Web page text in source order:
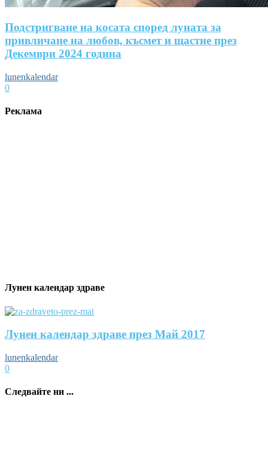
Подстригване на косата според луната за
привличане на любов, късмет и щастие през
Декември 2024 година
lunenkalendar
0
Реклама
Лунен календар здраве
Лунен календар здраве през Май 2017
lunenkalendar
0
Следвайте ни ...